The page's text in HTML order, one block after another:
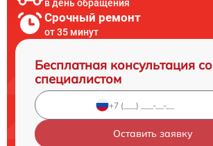
в день обращения
Срочный ремонт
от 35 минут
Бесплатная консультация со
специалистом
Оставить заявку